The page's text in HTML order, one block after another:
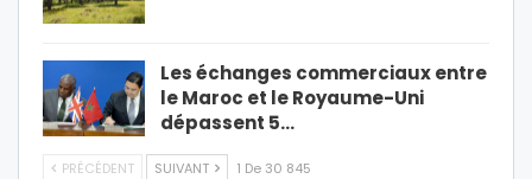
Les échanges commerciaux entre
le Maroc et le Royaume-Uni
dépassent 5…
PRÉCÉDENT SUIVANT 1 De 30 845